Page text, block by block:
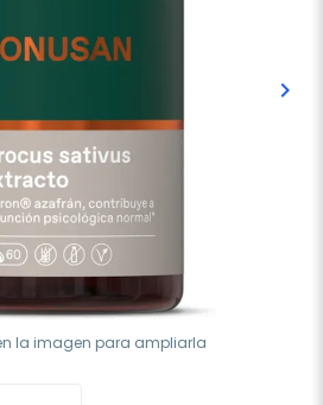
keyboard_arrow_right
la imagen para ampliarla